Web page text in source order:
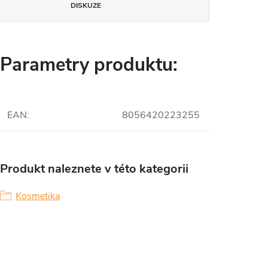
DISKUZE
Parametry produktu:
EAN: 8056420223255
Produkt naleznete v této kategorii
Kosmetika